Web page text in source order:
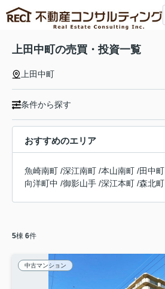
上田中町の売買・投資一覧
上田中町
条件から探す
おすすめのエリア
魚崎南町 /深江南町 /本山南町 /田中町
向洋町中 /御影山手 /深江本町 /森北町
5棟 6件
中古マンション